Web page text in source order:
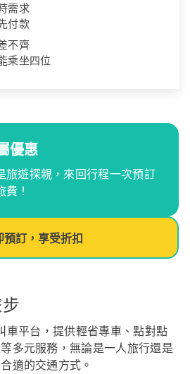
需求
付款
不齊
乘坐四位
優惠
旅遊探親，來回行程一次預訂
！
預訂，享受折扣
平台，提供輕省專車、點對點
多元服務，無論是一人旅行還是
適的交通方式。